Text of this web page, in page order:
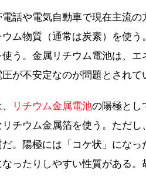
話や電気自動車で現在主流
ム物質（通常は炭素）を使
う。金属リチウム電池は、エ
が不安定なのが問題とされて
リチウム金属電池の陽極とし
チウム金属箔を使う。ただ
。陽極には「コケ状」にな
ったりしやすい性質がある。